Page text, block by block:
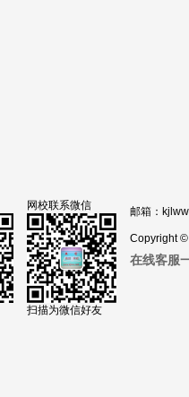
网校联系微信
扫描为微信好友
邮箱：
Copyright ©
在线客服